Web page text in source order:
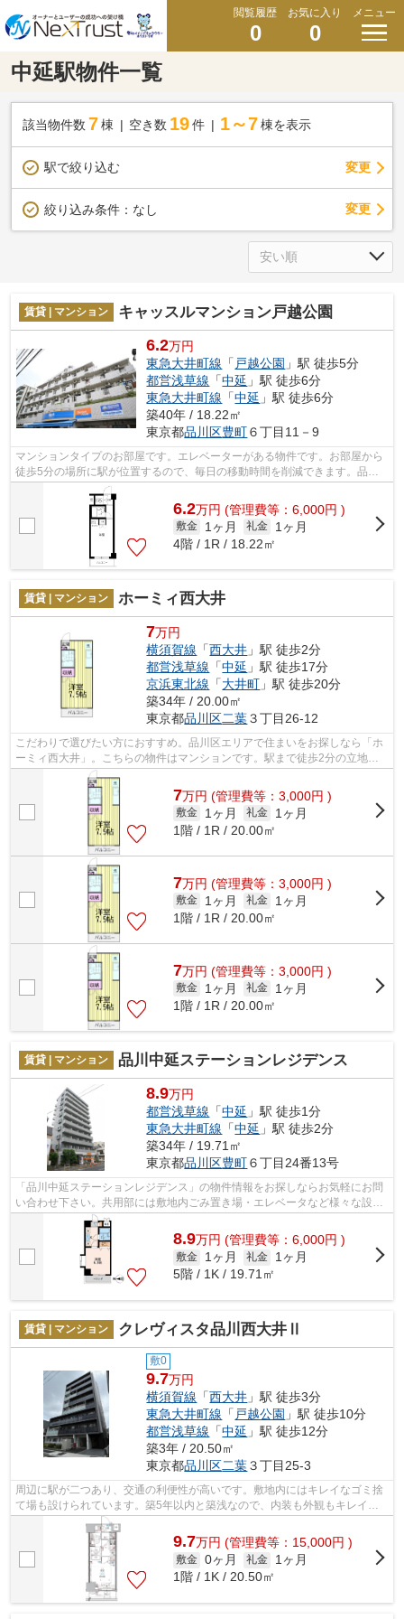
閲覧履歴
0
お気に入り
0
メニュー
中延駅物件一覧
該当物件数 7棟 空き数 19 件 1～7 棟を表示
駅で絞り込む 変更
絞り込み条件： なし 変更
賃貸 | マンション キャッスルマンション戸越公園
6.2万円
東急大井町線 「 戸越公園 」駅 徒歩5分
都営浅草線 「中延 」駅 徒歩6分
東急大井町線 「中延 」駅 徒歩6分
築40年 / 18.22㎡
東京都品川区豊町６丁目11－9
マンションタイプのお部屋です。エレベーターがある物件です。お部屋から
徒歩5分の場所に駅が位置するので、毎日の移動時間を削減できます。品川
区で暮らすなら、ネクストラストより安...
6.2万円 (管理費等：6,000円 )
敷金 1ヶ月 礼金
1ヶ月
4階 / 1R / 18.22㎡
賃貸 | マンション ホーミィ西大井
7万円
横須賀線 「西大井 」駅 徒歩2分
都営浅草線 「中延 」駅 徒歩17分
京浜東北線 「大井町 」駅 徒歩20分
築34年 / 20.00㎡
東京都品川区二葉３丁目26-12
こだわりで選びたい方におすすめ。品川区エリアで住まいをお探しなら「ホ
ーミィ西大井」。こちらの物件はマンションです。駅まで徒歩2分の立地が
魅力的な、利便性の高い物件です。近く...
7万円 (管理費等：3,000円 )
敷金 1ヶ月 礼金
1ヶ月
1階 / 1R / 20.00㎡
7万円 (管理費等：3,000円 )
敷金 1ヶ月 礼金
1ヶ月
1階 / 1R / 20.00㎡
7万円 (管理費等：3,000円 )
敷金 1ヶ月 礼金
1ヶ月
1階 / 1R / 20.00㎡
賃貸 | マンション 品川中延ステーションレジデンス
8.9万円
都営浅草線 「中延 」駅 徒歩1分
東急大井町線 「中延 」駅 徒歩2分
築34年 / 19.71㎡
東京都品川区豊町６丁目24番13号
「品川中延ステーションレジデンス」の物件情報をお探しならお気軽にお問
い合わせ下さい。共用部には敷地内ごみ置き場・エレベータなど様々な設備
やサービスが揃っているので便利です...
8.9万円 (管理費等：6,000円 )
敷金 1ヶ月 礼金
1ヶ月
5階 / 1K / 19.71㎡
賃貸 | マンション クレヴィスタ品川西大井Ⅱ
敷0
9.7万円
横須賀線 「西大井 」駅 徒歩3分
東急大井町線 「 戸越公園 」駅 徒歩10分
都営浅草線 「中延 」駅 徒歩12分
築3年 / 20.50㎡
東京都品川区二葉３丁目25-3
周辺に駅が二つあり、交通の利便性が高いです。敷地内にはキレイなゴミ捨
て場も設けられています。築5年以内と築浅なので、内装も外観もキレイで
す。こだわり派の方も満足度の高いデザ...
9.7万円 (管理費等：15,000円 )
敷金 0ヶ月 礼金
1ヶ月
1階 / 1K / 20.50㎡